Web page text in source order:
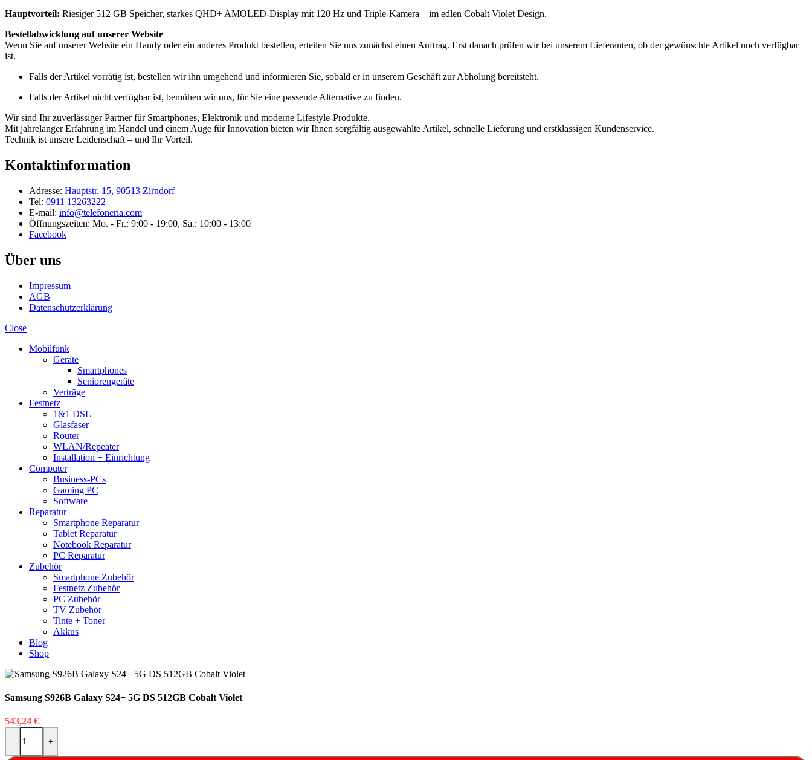
Hauptvorteil: Riesiger 512 GB Speicher, starkes QHD+ AMOLED-Display mit 120 Hz und Triple-Kamera – im edlen Cobalt Violet Design.
Bestellabwicklung auf unserer Website
Wenn Sie auf unserer Website ein Handy oder ein anderes Produkt bestellen, erteilen Sie uns zunächst einen Auftrag. Erst danach prüfen wir bei unserem Lieferanten, ob der gewünschte Artikel noch verfügbar
ist.
Falls der Artikel vorrätig ist, bestellen wir ihn umgehend und informieren Sie, sobald er in unserem Geschäft zur Abholung bereitsteht.
Falls der Artikel nicht verfügbar ist, bemühen wir uns, für Sie eine passende Alternative zu finden.
Wir sind Ihr zuverlässiger Partner für Smartphones, Elektronik und moderne Lifestyle-Produkte.
Mit jahrelanger Erfahrung im Handel und einem Auge für Innovation bieten wir Ihnen sorgfältig ausgewählte Artikel, schnelle Lieferung und erstklassigen Kundenservice.
Technik ist unsere Leidenschaft – und Ihr Vorteil.
Kontaktinformation
Adresse: Hauptstr. 15, 90513 Zirndorf
Tel: 0911 13263222
E-mail: info@telefoneria.com
Öffnungszeiten: Mo. - Fr.: 9:00 - 19:00, Sa.: 10:00 - 13:00
Facebook
Über uns
Impressum
AGB
Datenschutzerklärung
Close
Mobilfunk
Geräte
Smartphones
Seniorengeräte
Verträge
Festnetz
1&1 DSL
Glasfaser
Router
WLAN/Repeater
Installation + Einrichtung
Computer
Business-PCs
Gaming PC
Software
Reparatur
Smartphone Reparatur
Tablet Reparatur
Notebook Reparatur
PC Reparatur
Zubehör
Smartphone Zubehör
Festnetz Zubehör
PC Zubehör
TV Zubehör
Tinte + Toner
Akkus
Blog
Shop
Samsung S926B Galaxy S24+ 5G DS 512GB Cobalt Violet
543,24 €
- +